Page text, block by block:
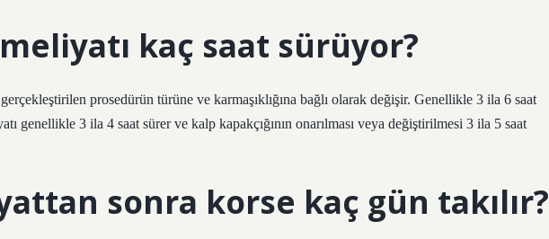
kaç saat sürüyor?
prosedürün türüne ve karmaşıklığına bağlı olarak değişir. Genellikle 3 ila 6 saat
genellikle 3 ila 4 saat sürer ve kalp kapakçığının onarılması veya değiştirilmesi 3 ila 5 saat
sonra korse kaç gün takılır?